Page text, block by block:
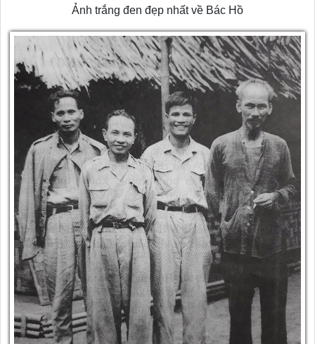
Ảnh trắng đen đẹp nhất về Bác Hồ